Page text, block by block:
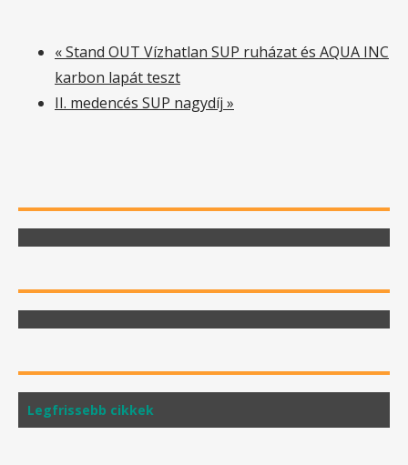
«Stand OUT Vízhatlan SUP ruházat és AQUA INC
karbon lapát teszt
II. medencés SUP nagydíj »
Legfrissebb cikkek